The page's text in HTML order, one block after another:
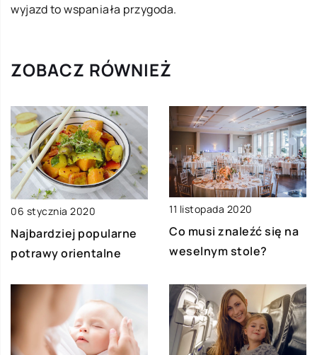
wyjazd to wspaniała przygoda.
ZOBACZ RÓWNIEŻ
06 stycznia 2020
Najbardziej popularne
potrawy orientalne
11 listopada 2020
Co musi znaleźć się na
weselnym stole?